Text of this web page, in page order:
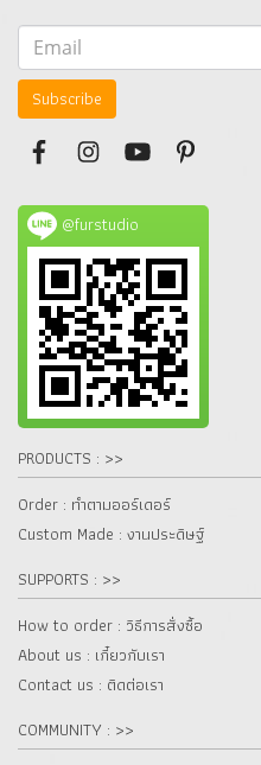
Subscribe
@furstudio
PRODUCTS : >>
Order : ทำตามออร์เดอร์
Custom Made : งานประดิษฐ์
SUPPORTS : >>
How to order : วิธีการสั่งซื้อ
About us : เกี๋ยวกับเรา
Contact us : ติดต่อเรา
COMMUNITY : >>